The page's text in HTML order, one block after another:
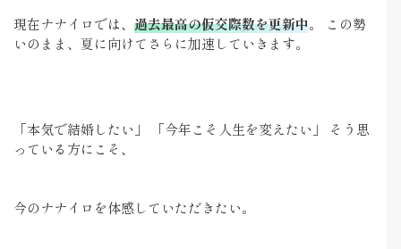
現在ナナイロでは、 過去最高の仮交際数を更新中。 この勢
いのまま、夏に向けてさらに加速していきます。
「本気で結婚したい」 「今年こそ人生を変えたい」 そう思
っている方にこそ、
今のナナイロを体感していただきたい。